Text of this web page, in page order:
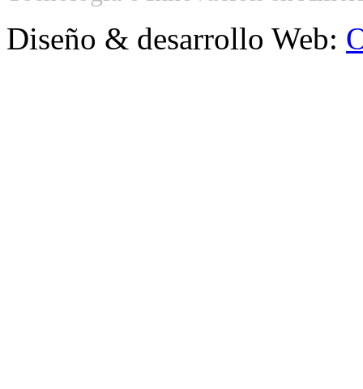
Diseño & desarrollo Web: